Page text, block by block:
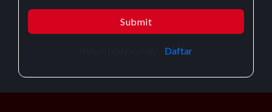
Submit
Daftar